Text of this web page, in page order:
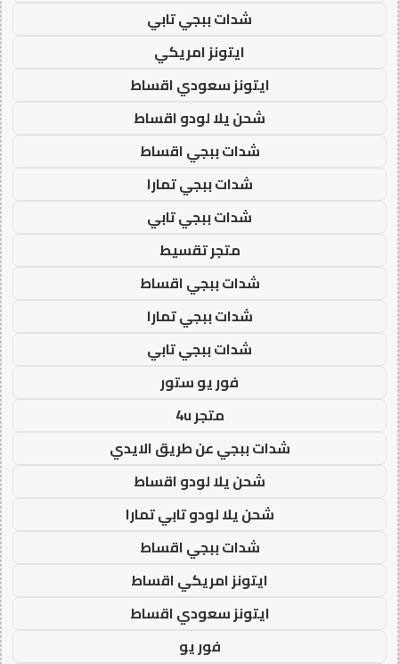
شدات ببجي تابي
ايتونز امريكي
ايتونز سعودي اقساط
شحن يلا لودو اقساط
شدات ببجي اقساط
شدات ببجي تمارا
شدات ببجي تابي
متجر تقسيط
شدات ببجي اقساط
شدات ببجي تمارا
شدات ببجي تابي
فور يو ستور
متجر 4u
شدات ببجي عن طريق الايدي
شحن يلا لودو اقساط
شحن يلا لودو تابي تمارا
شدات ببجي اقساط
ايتونز امريكي اقساط
ايتونز سعودي اقساط
فور يو